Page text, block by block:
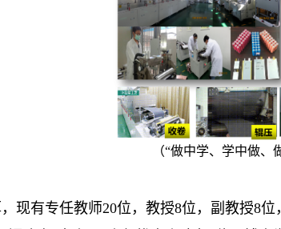
（“做中学、学中做、
现有专任教师20位，教授8位，副教授8位